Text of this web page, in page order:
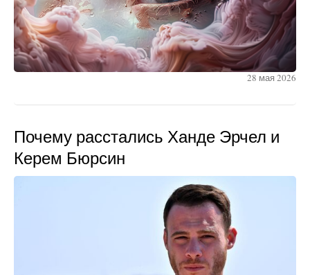
28 мая 2026
Почему расстались Ханде Эрчел и
Керем Бюрсин